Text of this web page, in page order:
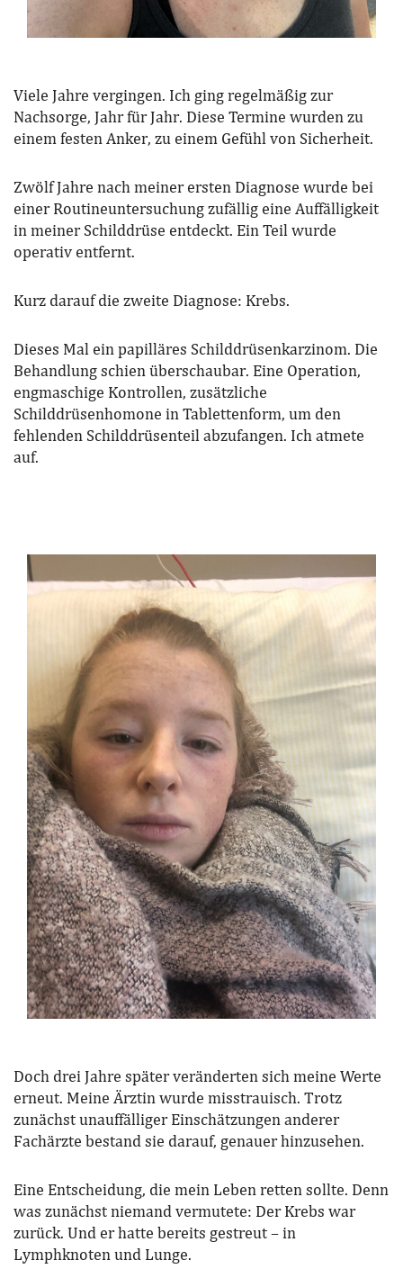
Viele Jahre vergingen. Ich ging regelmäßig zur
Nachsorge, Jahr für Jahr. Diese Termine wurden zu
einem festen Anker, zu einem Gefühl von Sicherheit.
Zwölf Jahre nach meiner ersten Diagnose wurde bei
einer Routineuntersuchung zufällig eine Auffälligkeit
in meiner Schilddrüse entdeckt. Ein Teil wurde
operativ entfernt.
Kurz darauf die zweite Diagnose: Krebs.
Dieses Mal ein papilläres Schilddrüsenkarzinom. Die
Behandlung schien überschaubar. Eine Operation,
engmaschige Kontrollen, zusätzliche
Schilddrüsenhomone in Tablettenform, um den
fehlenden Schilddrüsenteil abzufangen. Ich atmete
auf.
Doch drei Jahre später veränderten sich meine Werte
erneut. Meine Ärztin wurde misstrauisch. Trotz
zunächst unauffälliger Einschätzungen anderer
Fachärzte bestand sie darauf, genauer hinzusehen.
Eine Entscheidung, die mein Leben retten sollte. Denn
was zunächst niemand vermutete: Der Krebs war
zurück. Und er hatte bereits gestreut – in
Lymphknoten und Lunge.